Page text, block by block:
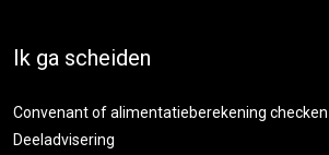
Ik ga scheiden
Convenant of alimentatieberekening checken
Deeladvisering